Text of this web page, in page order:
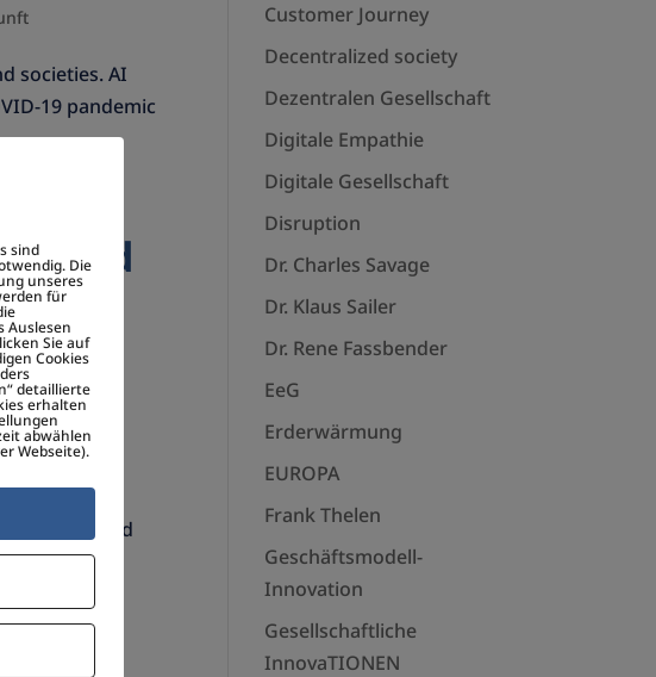
societies. AI
19 pandemic
und
,Hochschule
,Strascheg
und
schaffen
Customer Journey
Decentralized society
Dezentralen Gesellschaft
Digitale Empathie
Digitale Gesellschaft
Disruption
Dr. Charles Savage
Dr. Klaus Sailer
Dr. Rene Fassbender
EeG
Erderwärmung
EUROPA
Frank Thelen
Geschäftsmodell-
Innovation
Gesellschaftliche
InnovaTIONEN
sind
Die
unseres
für
Auslesen
Sie auf
Cookies
detaillierte
erhalten
abwählen
Webseite).